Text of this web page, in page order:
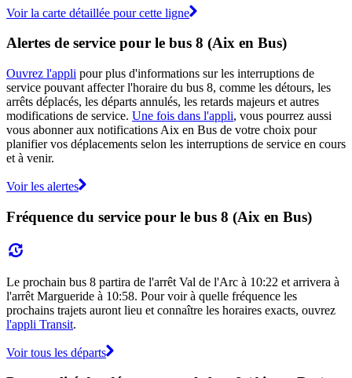
Voir la carte détaillée pour cette ligne
Alertes de service pour le bus 8 (Aix en Bus)
Ouvrez l'appli pour plus d'informations sur les interruptions de
service pouvant affecter l'horaire du bus 8, comme les détours, les
arrêts déplacés, les départs annulés, les retards majeurs et autres
modifications de service. Une fois dans l'appli, vous pourrez aussi
vous abonner aux notifications Aix en Bus de votre choix pour
planifier vos déplacements selon les interruptions de service en cours
et à venir.
Voir les alertes
Fréquence du service pour le bus 8 (Aix en Bus)
Le prochain bus 8 partira de l'arrêt Val de l'Arc à 10:22 et arrivera à
l'arrêt Margueride à 10:58. Pour voir à quelle fréquence les
prochains trajets auront lieu et connaître les horaires exacts, ouvrez
l'appli Transit.
Voir tous les départs